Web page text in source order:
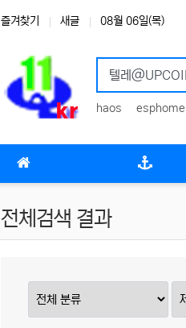
즐겨찾기 새글 08월 06일(목)
haos esphome
전체검색 결과